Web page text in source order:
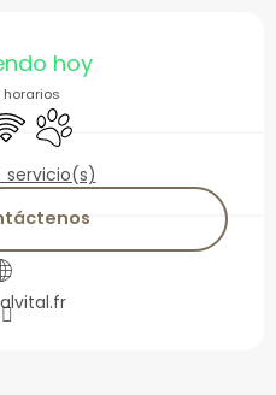
de
hoy
horarios
Se aceptan animales
servicio(s)